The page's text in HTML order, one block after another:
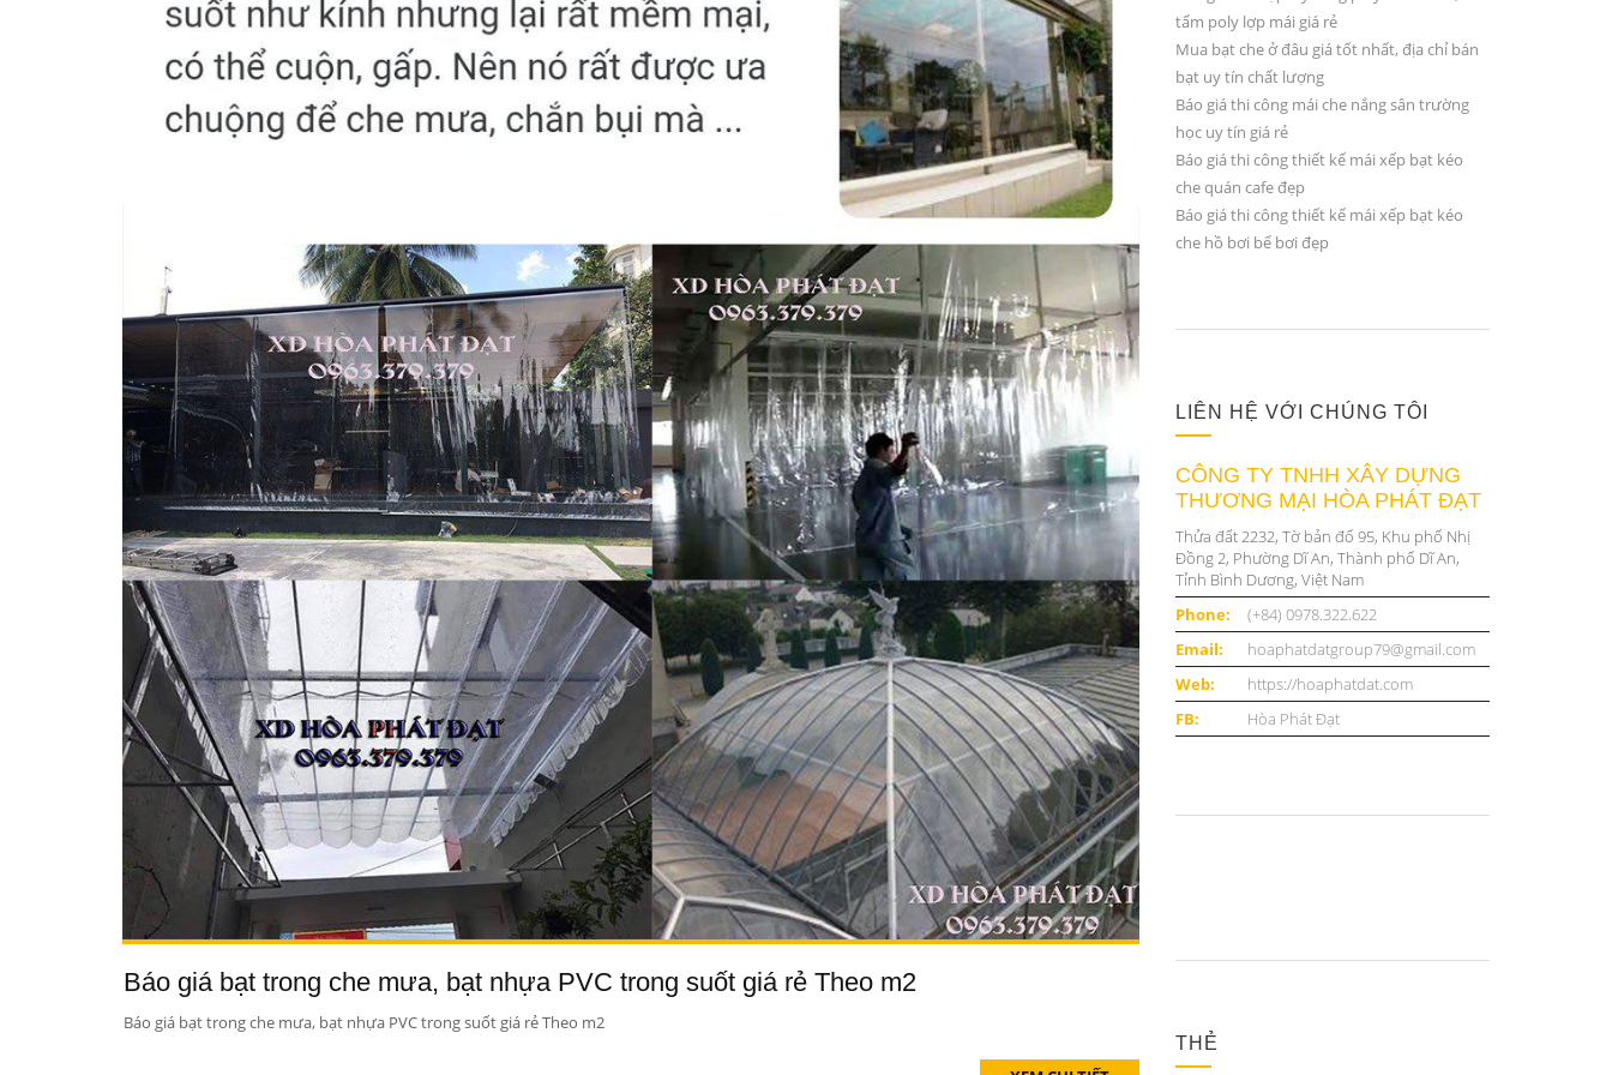
Báo giá bạt trong che mưa, bạt nhựa PVC trong suốt giá rẻ Theo m2
Báo giá bạt trong che mưa, bạt nhựa PVC trong suốt giá rẻ Theo m2
tấm poly lợp mái giá rẻ
Mua bạt che ở đâu giá tốt nhất, địa chỉ bán
bạt uy tín chất lượng
Báo giá thi công mái che nắng sân trường
học uy tín giá rẻ
Báo giá thi công thiết kế mái xếp bạt kéo
che quán cafe đẹp
Báo giá thi công thiết kế mái xếp bạt kéo
che hồ bơi bể bơi đẹp
LIÊN HỆ VỚI CHÚNG TÔI
CÔNG TY TNHH XÂY DỰNG
THƯƠNG MẠI HÒA PHÁT ĐẠT
Thửa đất 2232, Tờ bản đố 95, Khu phố Nhị
Đồng 2, Phường Dĩ An, Thành phố Dĩ An,
Tỉnh Bình Dương, Việt Nam
Phone:
(+84) 0978.322.622
Email:
hoaphatdatgroup79@gmail.com
Web:
https://hoaphatdat.com
FB:
Hòa Phát Đạt
THẺ